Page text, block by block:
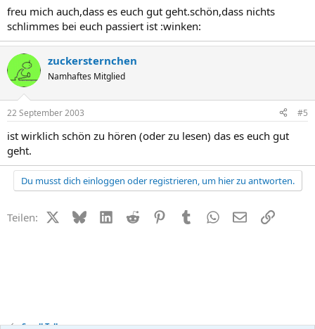
freu mich auch,dass es euch gut geht.schön,dass nichts
schlimmes bei euch passiert ist :winken:
zuckersternchen
Namhaftes Mitglied
22 September 2003 #5
ist wirklich schön zu hören (oder zu lesen) das es euch gut
geht.
Du musst dich einloggen oder registrieren, um hier zu antworten.
Teilen: X (Twitter)
BlueskyLinkedIn
Reddit PinterestTumblr WhatsApp
E-MailLink
Small Talk